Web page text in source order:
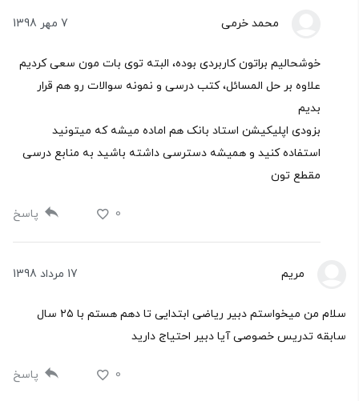
محمد خرمی 7 مهر 1398
خوشحالیم براتون کاربردی بوده، البته توی بات مون سعی کردیم
علاوه بر حل المسائل، کتب درسی و نمونه سوالات رو هم قرار
بدیم
بزودی اپلیکیشن استاد بانک هم اماده میشه که میتونید
استفاده کنید و همیشه دسترسی داشته باشید به منابع درسی
مقطع تون
0 پاسخ
مریم 17 مرداد 1398
سلام من میخواستم دبیر ریاضی ابتدایی تا دهم هستم با ۲۵ سال
سابقه تدریس خصوصی آیا دبیر احتیاج دارید
0 پاسخ